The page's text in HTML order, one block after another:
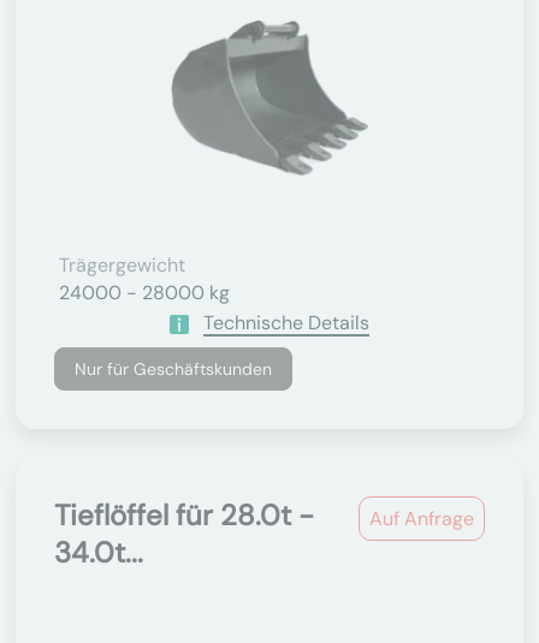
Trägergewicht
24000 - 28000 kg
Technische Details
Nur für Geschäftskunden
Auf Anfrage
Tieflöffel für 28.0t -
34.0t...